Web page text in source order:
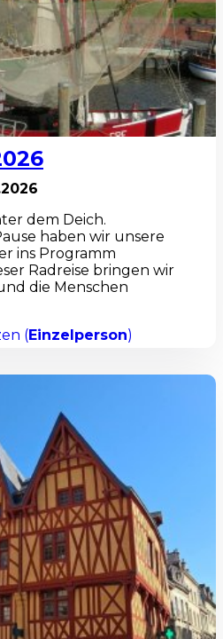
dem Deich.
haben wir unsere
ins Programm
Radreise bringen wir
die Menschen
(Einzelperson)